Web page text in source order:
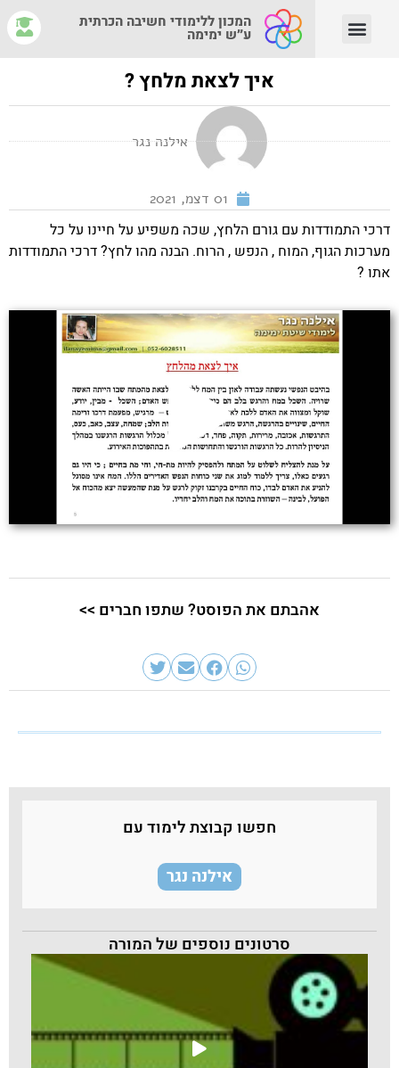
המכון ללימודי חשיבה הכרתית
ע״ש ימימה
חפשו קבוצת לימוד עם
אילנה נגר
סרטונים נוספים של המורה
איך לצאת מלחץ ?
אילנה נגר
01 דצמ, 2021
דרכי התמודדות עם גורם הלחץ, שכה משפיע על חיינו על כל
מערכות הגוף, המוח , הנפש , הרוח. הבנה מהו לחץ? דרכי התמודדות
אתו ?
אהבתם את הפוסט? שתפו חברים >>